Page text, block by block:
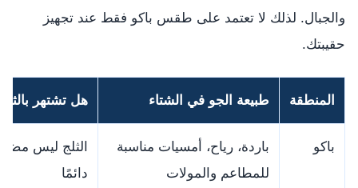
والجبال. لذلك لا تعتمد على طقس باكو فقط عند تجهيز
حقيبتك.
المنطقة طبيعة الجو في الشتاء هل تشتهر
باكو
باردة، رياح، أمسيات مناسبة
للمطاعم والمولات
الثلج ليس
دائمًا